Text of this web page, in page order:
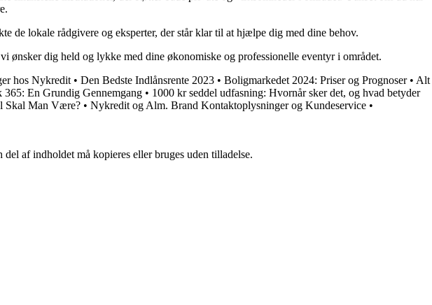
de lokale rådgivere og eksperter, der står klar til at hjælpe dig med dine behov.
dig held og lykke med dine økonomiske og professionelle eventyr i området.
hos Nykredit • Den Bedste Indlånsrente 2023 • Boligmarkedet 2024: Priser og Prognoser• Alt
En Grundig Gennemgang • 1000 kr seddel udfasning: Hvornår sker det, og hvad betyder
Skal Man Være? • Nykredit og Alm. Brand Kontaktoplysninger og Kundeservice •
af indholdet må kopieres eller bruges uden tilladelse.